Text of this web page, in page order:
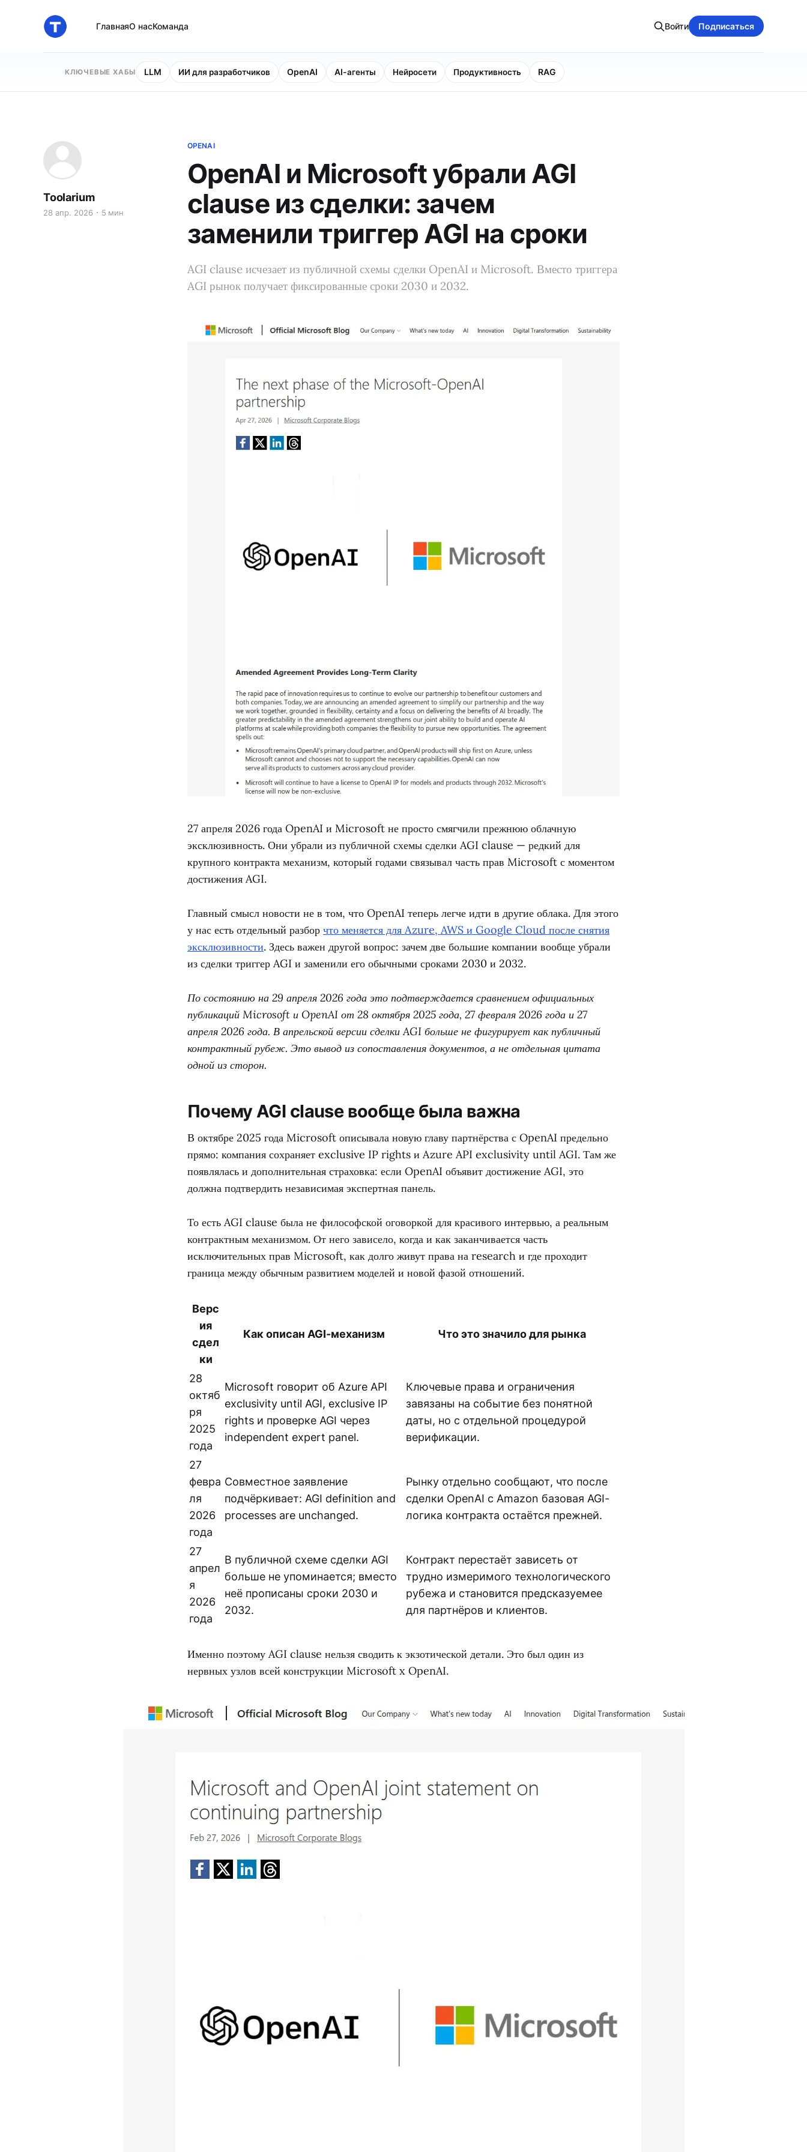
ГлавнаяО насКоманда Войти Подписаться
КЛЮЧЕВЫЕ ХАБЫ LLM ИИ для разработчиков OpenAI AI-агенты Нейросети Продуктивность RAG
OPENAI
OpenAI и Microsoft убрали AGI
clause из сделки: зачем
заменили триггер AGI на сроки
AGI clause исчезает из публичной схемы сделки OpenAI и Microsoft. Вместо триггера
AGI рынок получает фиксированные сроки 2030 и 2032.
Toolarium
28 апр. 2026 5 мин
27 апреля 2026 года OpenAI и Microsoft не просто смягчили прежнюю облачную
эксклюзивность. Они убрали из публичной схемы сделки AGI clause — редкий для
крупного контракта механизм, который годами связывал часть прав Microsoft с моментом
достижения AGI.
Главный смысл новости не в том, что OpenAI теперь легче идти в другие облака. Для этого
у нас есть отдельный разбор что меняется для Azure, AWS и Google Cloud после снятия
эксклюзивности. Здесь важен другой вопрос: зачем две большие компании вообще убрали
из сделки триггер AGI и заменили его обычными сроками 2030 и 2032.
По состоянию на 29 апреля 2026 года это подтверждается сравнением официальных
публикаций Microsoft и OpenAI от 28 октября 2025 года, 27 февраля 2026 года и 27
апреля 2026 года. В апрельской версии сделки AGI больше не фигурирует как публичный
контрактный рубеж. Это вывод из сопоставления документов, а не отдельная цитата
одной из сторон.
Почему AGI clause вообще была важна
В октябре 2025 года Microsoft описывала новую главу партнёрства с OpenAI предельно
прямо: компания сохраняет exclusive IP rights и Azure API exclusivity until AGI. Там же
появлялась и дополнительная страховка: если OpenAI объявит достижение AGI, это
должна подтвердить независимая экспертная панель.
То есть AGI clause была не философской оговоркой для красивого интервью, а реальным
контрактным механизмом. От него зависело, когда и как заканчивается часть
исключительных прав Microsoft, как долго живут права на research и где проходит
граница между обычным развитием моделей и новой фазой отношений.
Верс
ия
сдел
ки
Как описан AGI-механизм Что это значило для рынка
28
октяб
ря
2025
года
Microsoft говорит об Azure API
exclusivity until AGI, exclusive IP
rights и проверке AGI через
independent expert panel.
Ключевые права и ограничения
завязаны на событие без понятной
даты, но с отдельной процедурой
верификации.
27
февра
ля
2026
года
Совместное заявление
подчёркивает: AGI definition and
processes are unchanged.
Рынку отдельно сообщают, что после
сделки OpenAI с Amazon базовая AGI-
логика контракта остаётся прежней.
27
апрел
я
2026
года
В публичной схеме сделки AGI
больше не упоминается; вместо
неё прописаны сроки 2030 и
2032.
Контракт перестаёт зависеть от
трудно измеримого технологического
рубежа и становится предсказуемее
для партнёров и клиентов.
Именно поэтому AGI clause нельзя сводить к экзотической детали. Это был один из
нервных узлов всей конструкции Microsoft x OpenAI.